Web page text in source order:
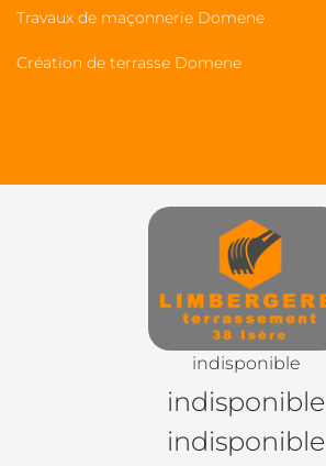
Travaux de maçonnerie Domene
Création de terrasse Domene
indisponible
indisponible
indisponible